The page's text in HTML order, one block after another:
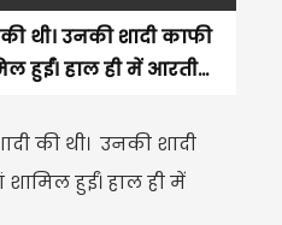
थी। उनकी शादी काफी
हुईं। हाल ही में आरती...
की थी। उनकी शादी
हुईं। हाल ही में